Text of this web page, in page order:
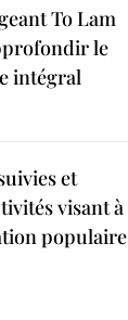
To Lam
le
intégral
et
visant à
populaire